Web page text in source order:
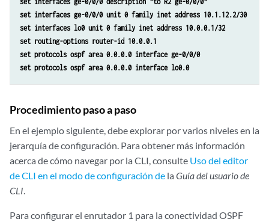
set interfaces ge-0/0/0 unit 0 family inet address 10.1.12.2/30
set interfaces lo0 unit 0 family inet address 10.0.0.1/32
set routing-options router-id 10.0.0.1
set protocols ospf area 0.0.0.0 interface ge-0/0/0
set protocols ospf area 0.0.0.0 interface lo0.0
Procedimiento paso a paso
En el ejemplo siguiente, debe explorar por varios niveles en la
jerarquía de configuración. Para obtener más información
acerca de cómo navegar por la CLI, consulte Uso del editor
de CLI en el modo de configuración de la Guía del usuario de
CLI.
Para configurar el enrutador 1 para la conectividad OSPF